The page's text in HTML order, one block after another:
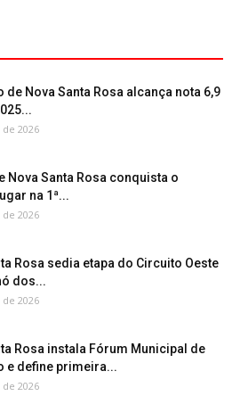
de Nova Santa Rosa alcança nota 6,9
2026
Nova Santa Rosa conquista o
na 1ª...
2026
Rosa sedia etapa do Circuito Oeste
dos...
2026
Rosa instala Fórum Municipal de
e define primeira...
2026